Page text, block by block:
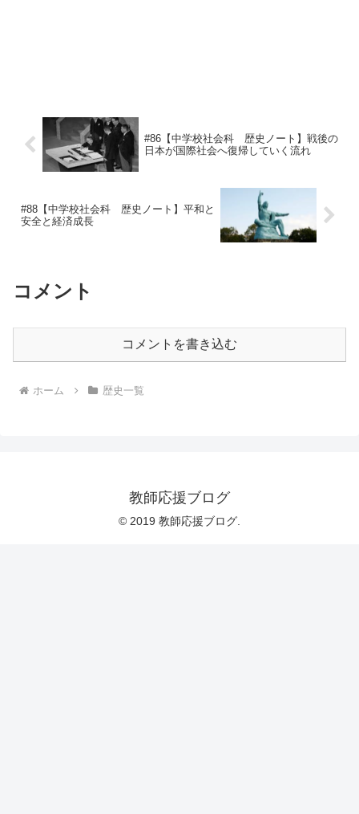
#86【中学校社会科 歴史ノート】戦後の
日本が国際社会へ復帰していく流れ
#88【中学校社会科 歴史ノート】平和と
安全と経済成長
コメント
コメントを書き込む
ホーム 歴史一覧
教師応援ブログ
© 2019 教師応援ブログ.